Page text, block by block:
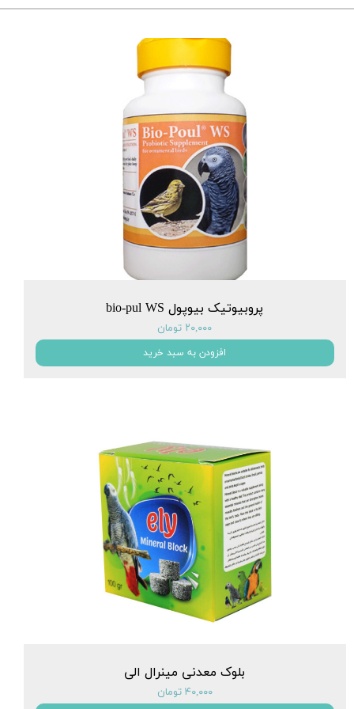
پروبیوتیک بیوپول bio-pul WS
۲۰,۰۰۰ تومان
افزودن به سبد خرید
بلوک معدنی مینرال الی
۴۰,۰۰۰ تومان